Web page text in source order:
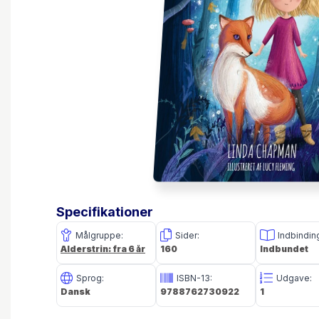
Specifikationer
Målgruppe:
Alderstrin: fra 6 år
Sprog:
Dansk
Sider:
160
ISBN-13:
9788762730922
Indbundet
Udgave:
1